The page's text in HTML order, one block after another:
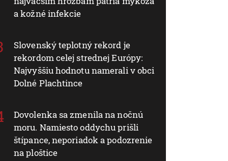
a kožné infekcie
Slovenský teplotný rekord je
rekordom celej strednej Európy:
Najvyššiu hodnotu namerali v obci
Dolné Plachtince
Dovolenka sa zmenila na nočnú
moru. Namiesto oddychu prišli
štípance, neporiadok a podozrenie
na ploštice